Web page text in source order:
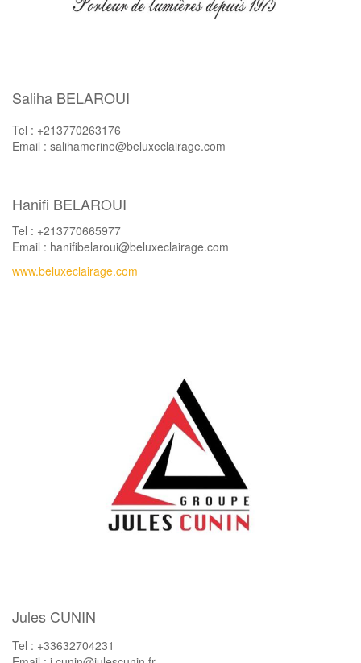
Saliha BELAROUI
Tel : +213770263176
Email : salihamerine@beluxeclairage.com
Hanifi BELAROUI
Tel : +213770665977
Email : hanifibelaroui@beluxeclairage.com
www.beluxeclairage.com
Jules CUNIN
Tel : +33632704231